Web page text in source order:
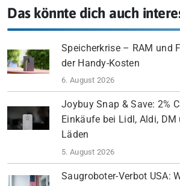
Das könnte dich auch
Speicherkrise – RAM und
der Handy-Kosten
6. August 2026
Joybuy Snap & Save: 2%
Einkäufe bei Lidl, Aldi, DM
Läden
5. August 2026
Saugroboter-Verbot USA: